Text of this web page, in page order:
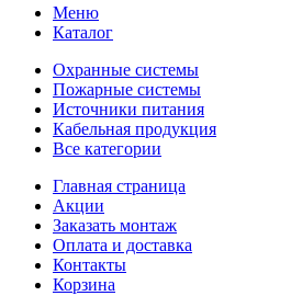
Меню
Каталог
Охранные системы
Пожарные системы
Источники питания
Кабельная продукция
Все категории
Главная страница
Акции
Заказать монтаж
Оплата и доставка
Контакты
Корзина